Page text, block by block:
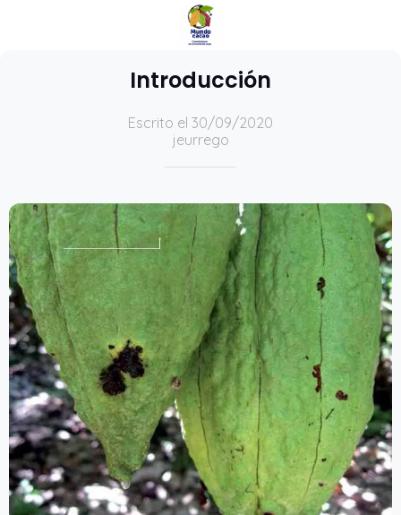
Introducción
Escrito el 30/09/2020
jeurrego